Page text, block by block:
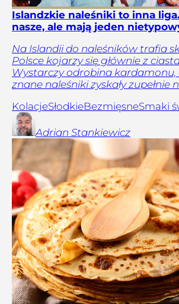
Islandzkie naleśniki to inna
nasze, ale mają jeden
Na Islandii do naleśników trafia
Polsce kojarzy się głównie z
Wystarczy odrobina kardamonu,
znane naleśniki zyskały zupełnie
KolacjeSłodkieBezmięsneSmaki
Adrian Stankiewicz